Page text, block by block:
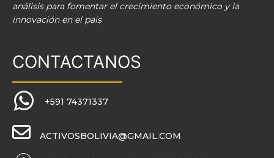
análisis para fomentar el crecimiento económico y la
innovación en el país
CONTACTANOS
+591 74371337
ACTIVOSBOLIVIA@GMAIL.COM